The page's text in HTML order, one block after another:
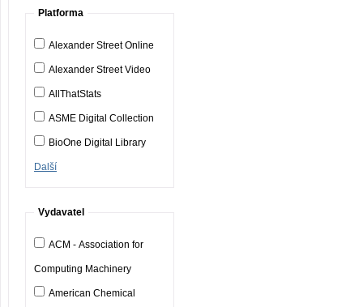
Platforma
Alexander Street Online
Alexander Street Video
AllThatStats
ASME Digital Collection
BioOne Digital Library
Další
Vydavatel
ACM - Association for
Computing Machinery
American Chemical